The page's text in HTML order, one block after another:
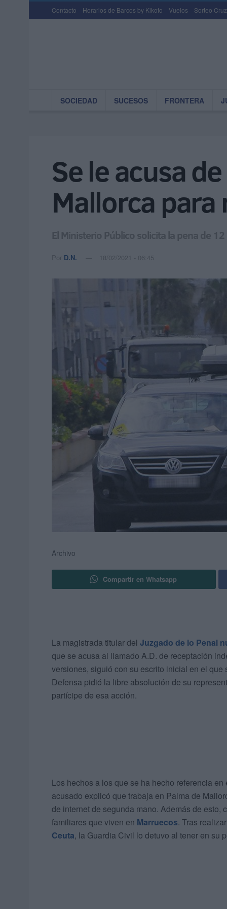
Contacto Horarios de Barcos by Kikoto Vuelos Sorteo
SOCIEDAD SUCESOS FRONTERA
Se le acusa
Mallorca para
El Ministerio Público solicita la pena de
Por D.N. 18/02/2021 - 06:45
Archivo
Compartir en Whatsapp
La magistrada titular del Juzgado de lo Penal
que se acusa al llamado A.D. de receptación
versiones, siguió con su escrito inicial en el
Defensa pidió la libre absolución de su
partícipe de esa acción.
Los hechos a los que se ha hecho referencia
acusado explicó que trabaja en Palma de
de internet de segunda mano. Además de esto,
familiares que viven en Marruecos. Tras
Ceuta, la Guardia Civil lo detuvo al tener en su